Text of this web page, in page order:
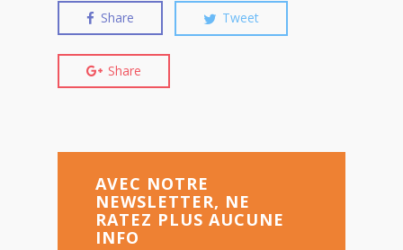
Share Tweet
Share
AVEC NOTRE
NEWSLETTER, NE
RATEZ PLUS AUCUNE
INFO